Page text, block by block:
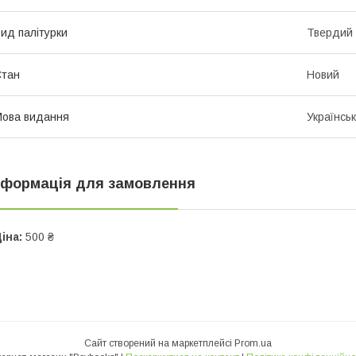
палітурки Твердий
Новий
видання
для замовлення
500 ₴
Сайт створений на маркетплейсі Prom.ua